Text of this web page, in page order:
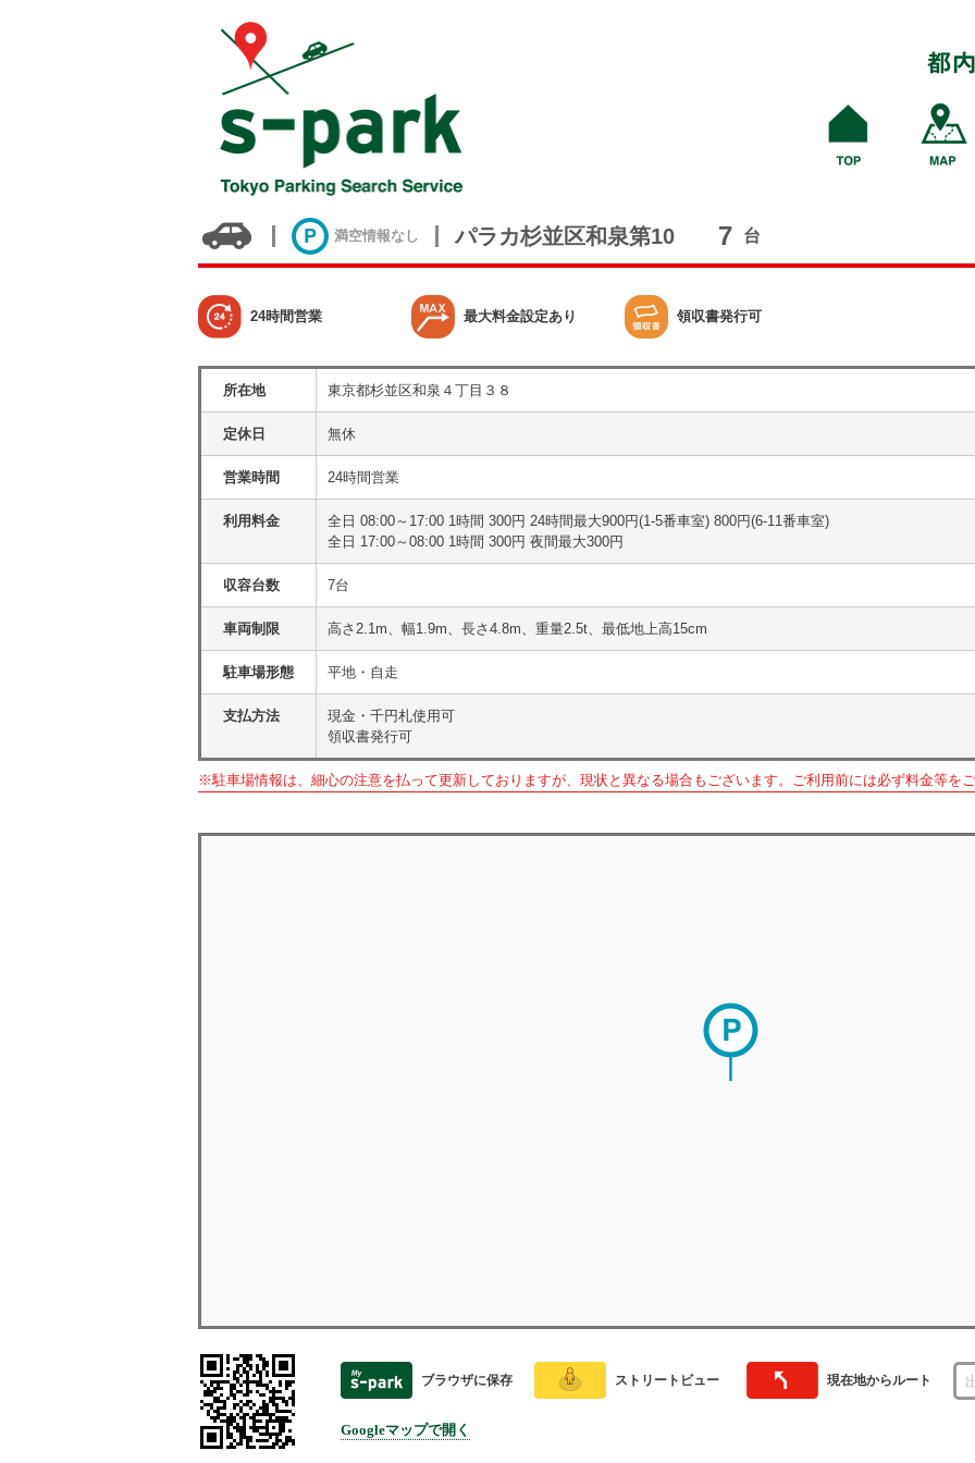
満空情報なし パラカ杉並区和泉第10 7 台
24時間営業 最大料金設定あり 領収書発行可
所在地 東京都杉並区和泉４丁目３８
定休日 無休
営業時間 24時間営業
利用料金
全日 08:00～17:00 1時間 300円 24時間最大900円(1-5番車室) 800円(6-11番車室)
全日 17:00～08:00 1時間 300円 夜間最大300円
収容台数 7台
車両制限 高さ2.1m、幅1.9m、長さ4.8m、重量2.5t、最低地上高15cm
駐車場形態 平地・自走
支払方法
現金・千円札使用可
領収書発行可
※駐車場情報は、細心の注意を払って更新しておりますが、現状と異なる場合もございます。ご利用前には必ず料金等をご
ブラウザに保存 ストリートビュー 現在地からルート
Googleマップで開く